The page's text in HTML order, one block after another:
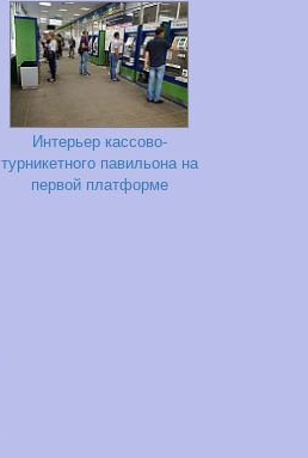
Интерьер кассово-
турникетного павильона на
первой платформе